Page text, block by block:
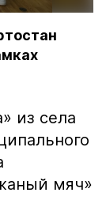
из села
мяч»